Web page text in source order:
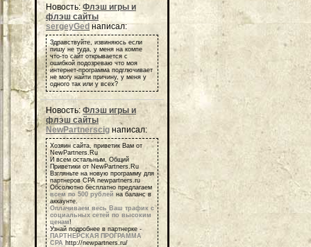
Новость:Флэш игры и
флэш сайты
sergeyGed написал:
Здравствуйте, извиняюсь если
пишу не туда, у меня на компе
что-то сайт открывается с
ошибкой подозреваю что моя
интернет-программа подглючивает
не могу найти причину, у меня у
одного так или у всех?
Новость: Флэш игры и
флэш сайты
NewPartnerscig написал:
Хозяин сайта, приветик Вам от
NewPartners.Ru
И всем остальным, Общий
Приветики от NewPartners.Ru
Взгляньте на новую программу для
партнеров СРА newpartners.ru
Обсолютно бесплатно предлагаем
всем по 500 рублей на баланс в
аккаунте.
Оплачиваем весь Ваш трафик с
социальных сетей по высоким
ценам!
Узнай подробнее в партнерке -
ПАРТНЕРСКАЯ ПРОГРАММА
СРА http://newpartners.ru/